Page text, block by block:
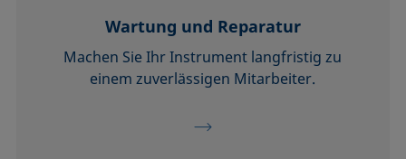
Wartung und Reparatur
Machen Sie Ihr Instrument langfristig zu
einem zuverlässigen Mitarbeiter.